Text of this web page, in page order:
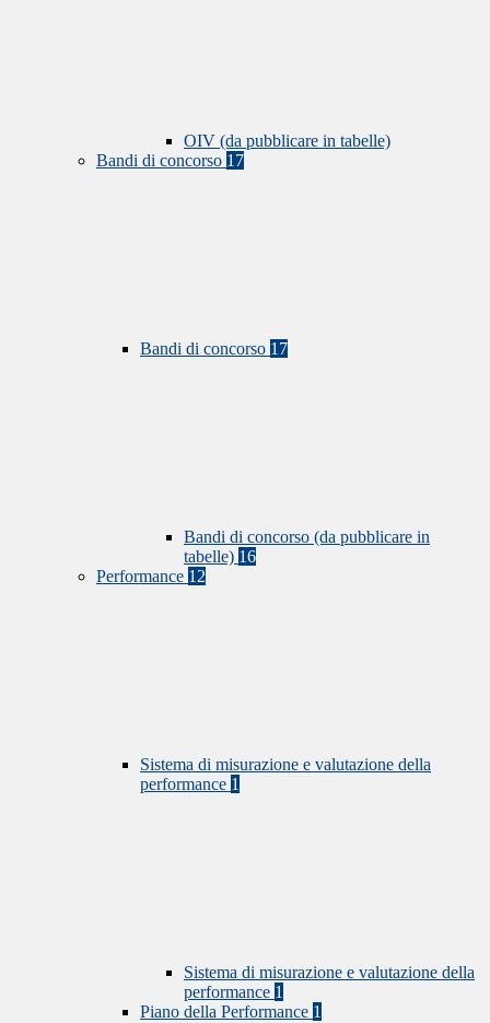
OIV (da pubblicare in tabelle)
Bandi di concorso 17
Bandi di concorso 17
Bandi di concorso (da pubblicare in
tabelle) 16
Performance 12
Sistema di misurazione e valutazione della
performance 1
Sistema di misurazione e valutazione della
performance 1
Piano della Performance 1